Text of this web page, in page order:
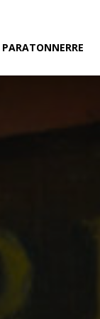
PARATONNERRE